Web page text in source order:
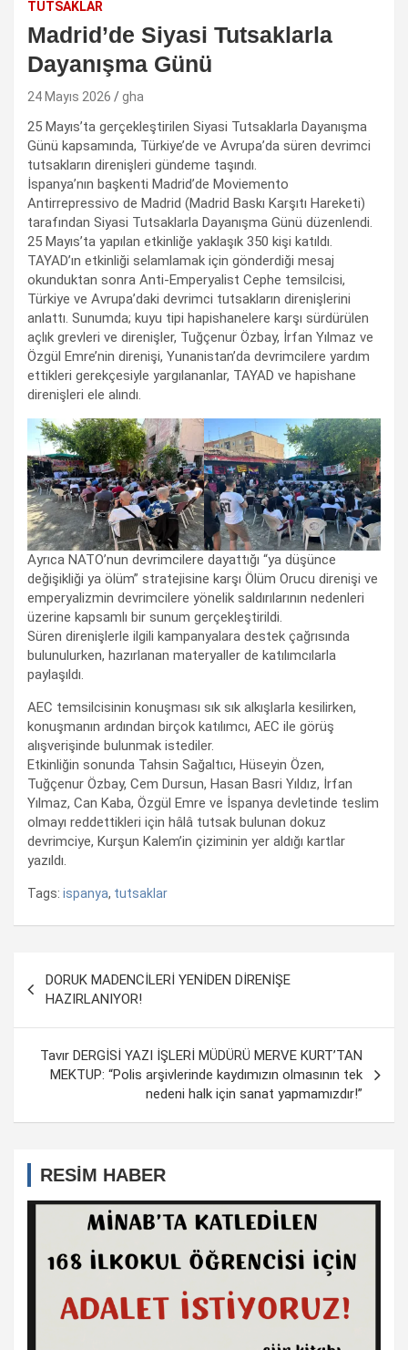
TUTSAKLAR
Madrid’de Siyasi Tutsaklarla
Dayanışma Günü
24 Mayıs 2026 gha
25 Mayıs’ta gerçekleştirilen Siyasi Tutsaklarla Dayanışma
Günü kapsamında, Türkiye’de ve Avrupa’da süren devrimci
tutsakların direnişleri gündeme taşındı.
İspanya’nın başkenti Madrid’de Moviemento
Antirrepressivo de Madrid (Madrid Baskı Karşıtı Hareketi)
tarafından Siyasi Tutsaklarla Dayanışma Günü düzenlendi.
25 Mayıs’ta yapılan etkinliğe yaklaşık 350 kişi katıldı.
TAYAD’ın etkinliği selamlamak için gönderdiği mesaj
okunduktan sonra Anti-Emperyalist Cephe temsilcisi,
Türkiye ve Avrupa’daki devrimci tutsakların direnişlerini
anlattı. Sunumda; kuyu tipi hapishanelere karşı sürdürülen
açlık grevleri ve direnişler, Tuğçenur Özbay, İrfan Yılmaz ve
Özgül Emre’nin direnişi, Yunanistan’da devrimcilere yardım
ettikleri gerekçesiyle yargılananlar, TAYAD ve hapishane
direnişleri ele alındı.
Ayrıca NATO’nun devrimcilere dayattığı “ya düşünce
değişikliği ya ölüm” stratejisine karşı Ölüm Orucu direnişi ve
emperyalizmin devrimcilere yönelik saldırılarının nedenleri
üzerine kapsamlı bir sunum gerçekleştirildi.
Süren direnişlerle ilgili kampanyalara destek çağrısında
bulunulurken, hazırlanan materyaller de katılımcılarla
paylaşıldı.
AEC temsilcisinin konuşması sık sık alkışlarla kesilirken,
konuşmanın ardından birçok katılımcı, AEC ile görüş
alışverişinde bulunmak istediler.
Etkinliğin sonunda Tahsin Sağaltıcı, Hüseyin Özen,
Tuğçenur Özbay, Cem Dursun, Hasan Basri Yıldız, İrfan
Yılmaz, Can Kaba, Özgül Emre ve İspanya devletinde teslim
olmayı reddettikleri için hâlâ tutsak bulunan dokuz
devrimciye, Kurşun Kalem’in çiziminin yer aldığı kartlar
yazıldı.
Tags: ispanya, tutsaklar
dolaşımı
DORUK MADENCİLERİ YENİDEN DİRENİŞE
HAZIRLANIYOR!
Tavır DERGİSİ YAZI İŞLERİ MÜDÜRÜ MERVE KURT’TAN
MEKTUP: “Polis arşivlerinde kaydımızın olmasının tek
nedeni halk için sanat yapmamızdır!”
RESİM HABER